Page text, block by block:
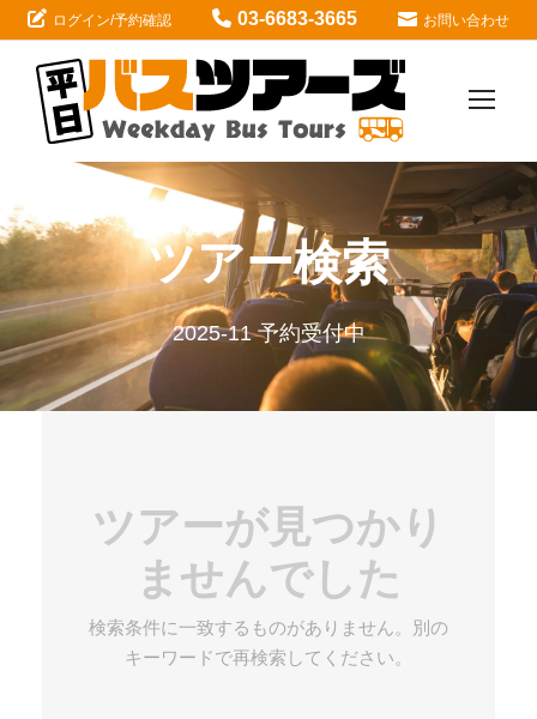
ログイン/予約確認 03-6683-3665 お問い合わせ
ツアー検索
2025-11 予約受付中
ツアーが見つかり
ませんでした
検索条件に一致するものがありません。別の
キーワードで再検索してください。